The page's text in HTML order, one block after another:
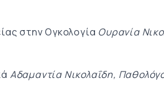
στην Ογκολογία Ουρανία
Αδαμαντία Νικολαΐδη,